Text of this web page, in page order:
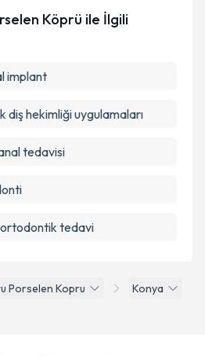
Porselen Kopru
Konya
Köprü ile İlgili
implant
diş hekimliği uygulamaları
tedavisi
ortodontik tedavi